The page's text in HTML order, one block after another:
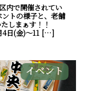
内で開催されてい
トの様子と、老舗
しまぁす！！
4日(金)～11 […]
イベント